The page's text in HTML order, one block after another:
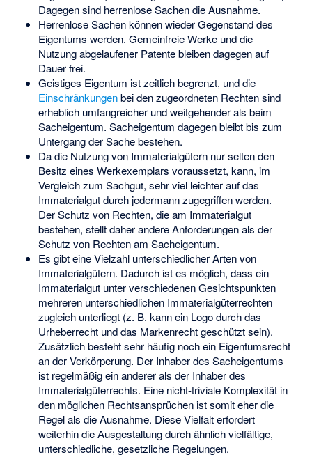
Dagegen sind herrenlose Sachendie Ausnahme.
Herrenlose Sachen können wieder Gegenstand des
Eigentums werden. Gemeinfreie Werke und die
Nutzung abgelaufener Patente bleiben dagegen auf
Dauer frei.
Geistiges Eigentum ist zeitlich begrenzt, und die
Einschränkungenbei den zugeordneten Rechten sind
erheblich umfangreicher und weitgehender als beim
Sacheigentum. Sacheigentum dagegen bleibt bis zum
Untergang der Sache bestehen.
Da die Nutzung von Immaterialgütern nur selten den
Besitz eines Werkexemplars voraussetzt, kann, im
Vergleich zum Sachgut, sehr viel leichter auf das
Immaterialgut durch jedermann zugegriffen werden.
Der Schutz von Rechten, die am Immaterialgut
bestehen, stellt daher andere Anforderungen als der
Schutz von Rechten am Sacheigentum.
Es gibt eine Vielzahl unterschiedlicher Arten von
Immaterialgütern. Dadurch ist es möglich, dass ein
Immaterialgut unter verschiedenen Gesichtspunkten
mehreren unterschiedlichen Immaterialgüterrechten
zugleich unterliegt (z. B. kann ein Logo durch das
Urheberrecht und das Markenrecht geschützt sein).
Zusätzlich besteht sehr häufig noch ein Eigentumsrecht
an der Verkörperung. Der Inhaber des Sacheigentums
ist regelmäßig ein anderer als der Inhaber des
Immaterialgüterrechts. Eine nicht-triviale Komplexität in
den möglichen Rechtsansprüchen ist somit eher die
Regel als die Ausnahme. Diese Vielfalt erfordert
weiterhin die Ausgestaltung durch ähnlich vielfältige,
unterschiedliche, gesetzliche Regelungen.